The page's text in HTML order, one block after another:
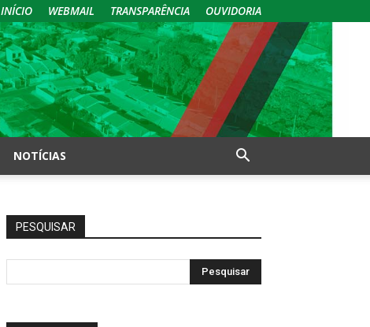
INÍCIO WEBMAIL TRANSPARÊNCIA OUVIDORIA
NOTÍCIAS
PESQUISAR